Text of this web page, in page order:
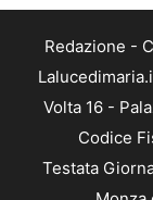
Redazione -
Volta 16 -
Codice
Testata